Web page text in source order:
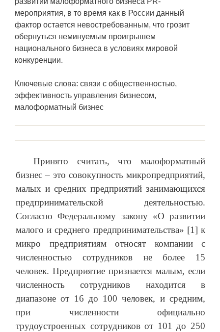
мероприятия, в то время как в России данный
фактор остается невостребованным, что грозит
обернуться неминуемым проигрышем
национального бизнеса в условиях мировой
конкуренции.
Ключевые слова: связи с общественностью,
эффективность управления бизнесом,
малоформатный бизнес
Принято считать, что малоформатный
бизнес – это совокупность микропредприятий,
малых и средних предприятий занимающихся
предпринимательской деятельностью.
Согласно Федеральному закону «О развитии
малого и среднего предпринимательства» [1] к
микро предприятиям относят компании с
численностью сотрудников не более 15
человек. Предприятие признается малым, если
численность сотрудников находится в
диапазоне от 16 до 100 человек, и средним,
при численности официально
трудоустроенных сотрудников от 101 до 250